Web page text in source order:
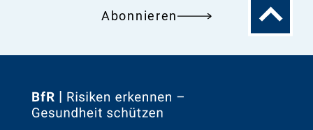
Abonnieren
Zum
Zur